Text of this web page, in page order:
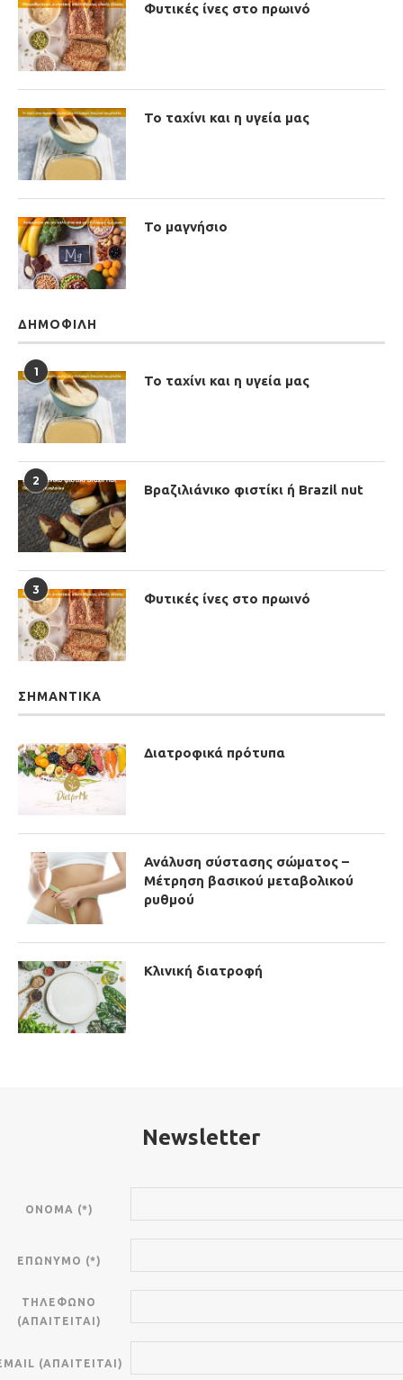
Φυτικές ίνες στο πρωινό
Το ταχίνι και η υγεία μας
Το μαγνήσιο
ΔΗΜΟΦΙΛΉ
1
Το ταχίνι και η υγεία μας
2
Βραζιλιάνικο φιστίκι ή Brazil nut
3
Φυτικές ίνες στο πρωινό
ΣΗΜΑΝΤΙΚΆ
Διατροφικά πρότυπα
Ανάλυση σύστασης σώματος –
Μέτρηση βασικού μεταβολικού
ρυθμού
Κλινική διατροφή
Newsletter
ΟΝΟΜΑ (*)
ΕΠΩΝΥΜΟ (*)
ΤΗΛΕΦΩΝΟ
(ΑΠΑΙΤΕΊΤΑΙ)
(ΑΠΑΙΤΕΊΤΑΙ)